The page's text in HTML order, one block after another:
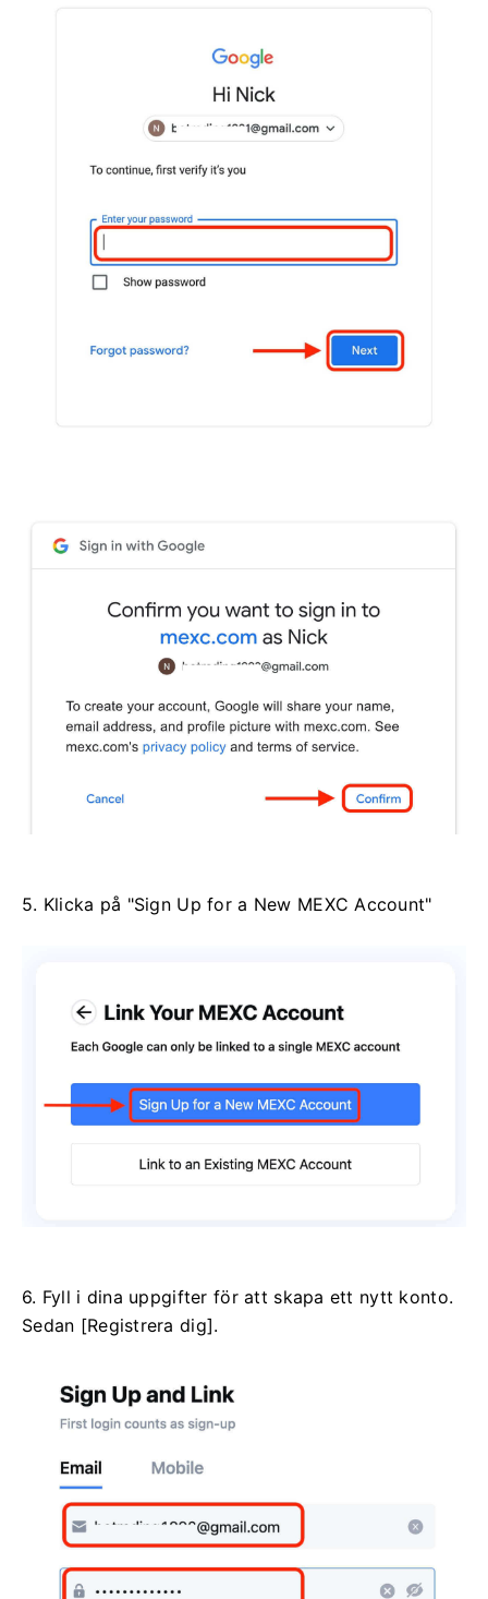
5. Klicka på "Sign Up for a New MEXC Account"
6. Fyll i dina uppgifter för att skapa ett nytt konto.
Sedan [Registrera dig].